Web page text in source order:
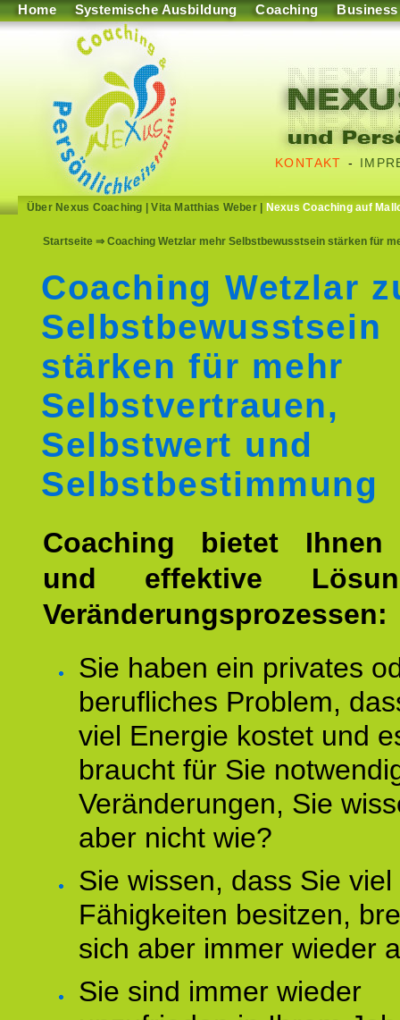
Home Systemische Ausbildung Coaching Business
KONTAKT -
Über Nexus Coaching |Vita Matthias Weber| Nexus Coaching auf
Startseite ⇒ Coaching Wetzlar mehr Selbstbewusstsein stärken für
Coaching Wetzlar
Selbstbewusstsein
stärken für mehr
Selbstvertrauen,
Selbstwert und
Selbstbestimmung
Coaching bietet Ihnen
und effektive
Veränderungsprozessen:
Sie haben ein privates
berufliches Problem,
viel Energie kostet und
braucht für Sie
Veränderungen, Sie
aber nicht wie?
Sie wissen, dass Sie
Fähigkeiten besitzen,
sich aber immer wieder
Sie sind immer wieder